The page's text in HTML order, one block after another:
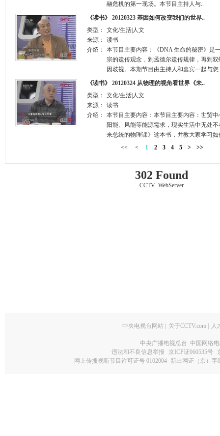
融危机的第一现场。本节目主持人与..
《读书》 20120323 基因如何改变我们的世界..
类型：
文化/生活|人文
来源：
读书
介绍：
本节目主要内容：《DNA 生命的秘密》是
宗的遗传观念，到孟德尔遗传规律，再到
因歧视。本期节目由主持人和嘉宾一起与您
《读书》 20120324 从物理的视角看世界《未..
类型：
文化/生活|人文
来源：
读书
介绍：
本节目主要内容：本节目主要内容：世贸
阳能、风能等能源需求，现实生活中无处
来总统的物理课》这本书，并教大家学习如
<<
< 1 2 3 4 5 > >>
302 Found
CCTV_WebServer
中央电视台网站 关于CCTV.com 人
中央广播电视总台 中国网络
违法和不良信息举报
京ICP证060535号
网上传播视听节目许可证号 0102004 新出网证（京）